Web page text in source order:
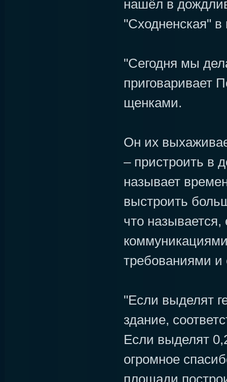
нашёл в
"Сходненская" в
"Сегодня мы
приговаривает
щенками.
Он их
– пристроить в
называет
выстроить
что
требованиями и
"Если выделят
здание,
Если выделят
огромное
площади